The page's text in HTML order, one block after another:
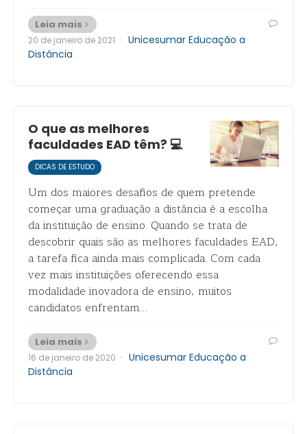
Leia mais
20 de janeiro de 2021 · Unicesumar Educação a
Distância
O que as melhores
faculdades EAD têm? 💻
DICAS DE ESTUDO
Um dos maiores desafios de quem pretende
começar uma graduação a distância é a escolha
da instituição de ensino. Quando se trata de
descobrir quais são as melhores faculdades EAD,
a tarefa fica ainda mais complicada. Com cada
vez mais instituições oferecendo essa
modalidade inovadora de ensino, muitos
candidatos enfrentam…
Leia mais
16 de janeiro de 2020 · Unicesumar Educação a
Distância